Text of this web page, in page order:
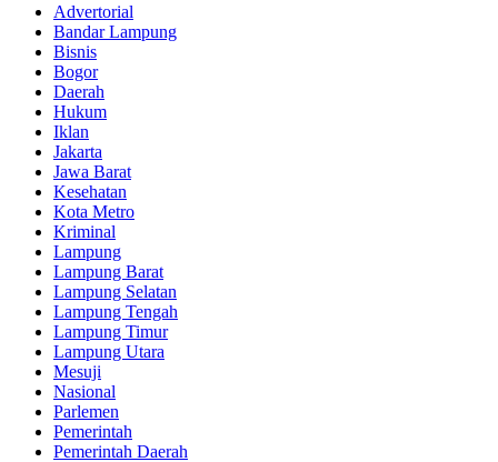
Advertorial
Bandar Lampung
Bisnis
Bogor
Daerah
Hukum
Iklan
Jakarta
Jawa Barat
Kesehatan
Kota Metro
Kriminal
Lampung
Lampung Barat
Lampung Selatan
Lampung Tengah
Lampung Timur
Lampung Utara
Mesuji
Nasional
Parlemen
Pemerintah
Pemerintah Daerah